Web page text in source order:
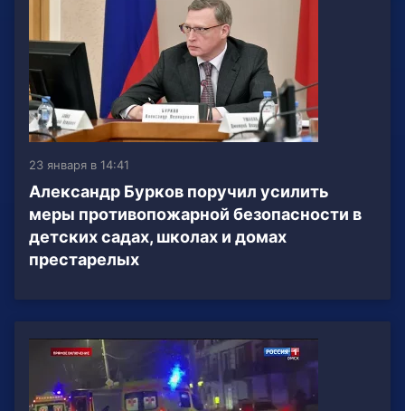
23 января в 14:41
Александр Бурков поручил усилить
меры противопожарной безопасности в
детских садах, школах и домах
престарелых